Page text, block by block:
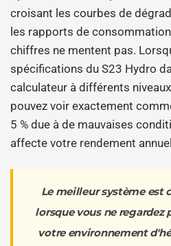
croisant les courbes de
les rapports de
chiffres ne mentent pas.
spécifications du S23 Hydro
calculateur à différents
pouvez voir exactement
5 % due à de mauvaises
affecte votre rendement
Le meilleur système est
lorsque vous ne regardez
votre environnement